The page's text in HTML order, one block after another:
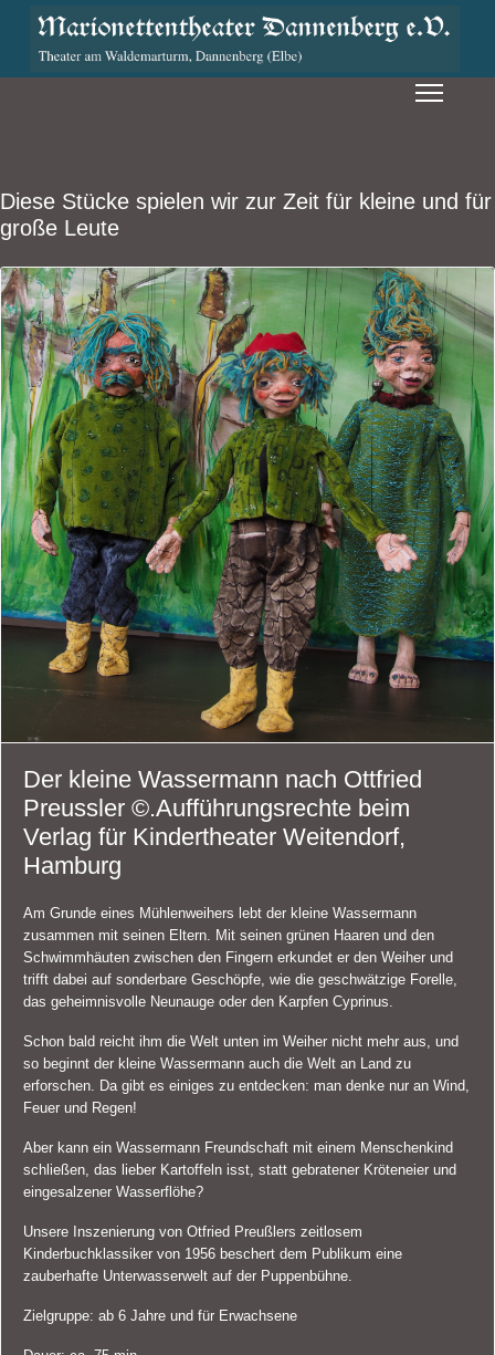
Diese Stücke spielen wir zur Zeit für kleine und für
große Leute
Der kleine Wassermann nach Ottfried
Preussler ©.Aufführungsrechte beim
Verlag für Kindertheater Weitendorf,
Hamburg
Am Grunde eines Mühlenweihers lebt der kleine Wassermann
zusammen mit seinen Eltern. Mit seinen grünen Haaren und den
Schwimmhäuten zwischen den Fingern erkundet er den Weiher und
trifft dabei auf sonderbare Geschöpfe, wie die geschwätzige Forelle,
das geheimnisvolle Neunauge oder den Karpfen Cyprinus.
Schon bald reicht ihm die Welt unten im Weiher nicht mehr aus, und
so beginnt der kleine Wassermann auch die Welt an Land zu
erforschen. Da gibt es einiges zu entdecken: man denke nur an Wind,
Feuer und Regen!
Aber kann ein Wassermann Freundschaft mit einem Menschenkind
schließen, das lieber Kartoffeln isst, statt gebratener Kröteneier und
eingesalzener Wasserflöhe?
Unsere Inszenierung von Otfried Preußlers zeitlosem
Kinderbuchklassiker von 1956 beschert dem Publikum eine
zauberhafte Unterwasserwelt auf der Puppenbühne.
Zielgruppe: ab 6 Jahre und für Erwachsene